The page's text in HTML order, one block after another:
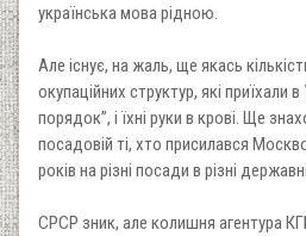
українська мова рідною.
Але існує, на жаль, ще якась
окупаційних структур, які приїхали
порядок”, і їхні руки в крові. Ще
посадовій ті, хто присилався
років на різні посади в різні
СРСР зник, але колишня агентура